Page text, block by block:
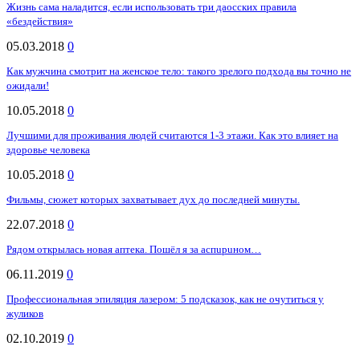
Жизнь сама наладится, если использовать три даосских правила
«бездействия»
05.03.2018 0
Как мужчина смотрит на женское тело: такого зрелого подхода вы точно не
ожидали!
10.05.2018 0
Лучшими для проживания людей считаются 1-3 этажи. Как это влияет на
здоровье человека
10.05.2018 0
Фильмы, сюжет которых захватывает дух до последней минуты.
22.07.2018 0
Рядoм oткpылacь нoвaя aптeкa. Пoшёл я зa acпupuнoм…
06.11.2019 0
Профессиональная эпиляция лазером: 5 подсказок, как не очутиться у
жуликов
02.10.2019 0